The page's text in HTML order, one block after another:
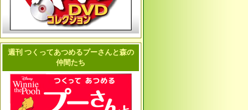
週刊 つくってあつめるプーさんと森の
仲間たち